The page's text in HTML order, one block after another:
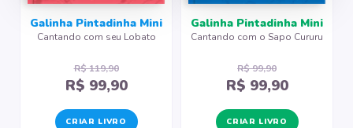
Galinha Pintadinha Mini
Cantando com seu Lobato
R$ 119,90
R$ 99,90
CRIAR LIVRO
Galinha Pintadinha Mini
Cantando com o Sapo Cururu
R$ 99,90
R$ 99,90
CRIAR LIVRO